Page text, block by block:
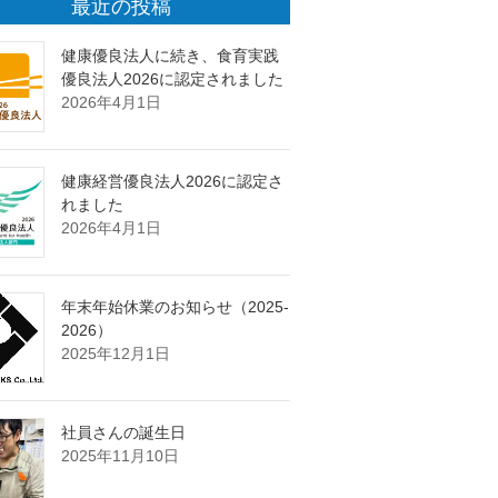
最近の投稿
健康優良法人に続き、食育実践
優良法人2026に認定されました
2026年4月1日
健康経営優良法人2026に認定さ
れました
2026年4月1日
年末年始休業のお知らせ（2025-
2026）
2025年12月1日
社員さんの誕生日
2025年11月10日